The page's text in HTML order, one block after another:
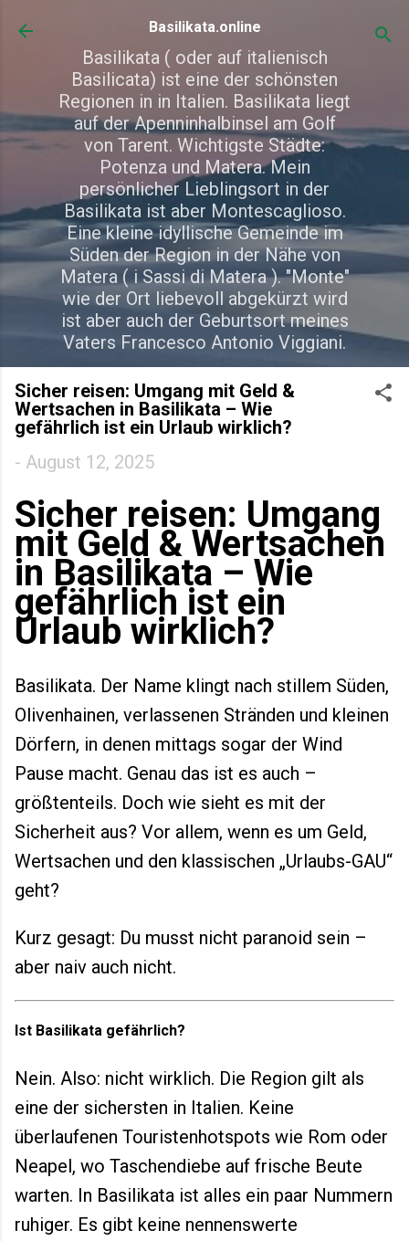
Direkt zum Hauptbereich
Basilikata.online
Basilikata ( oder auf italienisch
Basilicata) ist eine der schönsten
Regionen in in Italien. Basilikata liegt
auf der Apenninhalbinsel am Golf
von Tarent. Wichtigste Städte:
Potenza und Matera. Mein
persönlicher Lieblingsort in der
Basilikata ist aber Montescaglioso.
Eine kleine idyllische Gemeinde im
Süden der Region in der Nähe von
Matera ( i Sassi di Matera ). "Monte"
wie der Ort liebevoll abgekürzt wird
ist aber auch der Geburtsort meines
Vaters Francesco Antonio Viggiani.
Sicher reisen: Umgang mit Geld &
Wertsachen in Basilikata – Wie
gefährlich ist ein Urlaub wirklich?
- August 12, 2025
Sicher reisen: Umgang
mit Geld & Wertsachen
in Basilikata – Wie
gefährlich ist ein
Urlaub wirklich?
Basilikata. Der Name klingt nach stillem Süden,
Olivenhainen, verlassenen Stränden und kleinen
Dörfern, in denen mittags sogar der Wind
Pause macht. Genau das ist es auch –
größtenteils. Doch wie sieht es mit der
Sicherheit aus? Vor allem, wenn es um Geld,
Wertsachen und den klassischen „Urlaubs-GAU“
geht?
Kurz gesagt: Du musst nicht paranoid sein –
aber naiv auch nicht.
Ist Basilikata gefährlich?
Nein. Also: nicht wirklich. Die Region gilt als
eine der sichersten in Italien. Keine
überlaufenen Touristenhotspots wie Rom oder
Neapel, wo Taschendiebe auf frische Beute
warten. In Basilikata ist alles ein paar Nummern
ruhiger. Es gibt keine nennenswerte